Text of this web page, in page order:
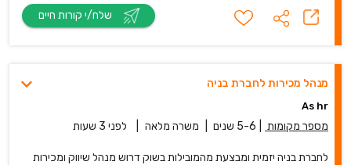
מנהל מכירות לחברת בניה
As hr
מספר מקומות 5-6 שנים משרה מלאה לפני 3 שעות
לחברת בניה יזמית ומבצעת מהמובילות בשוק דרוש מנהל שיווק ומכירות